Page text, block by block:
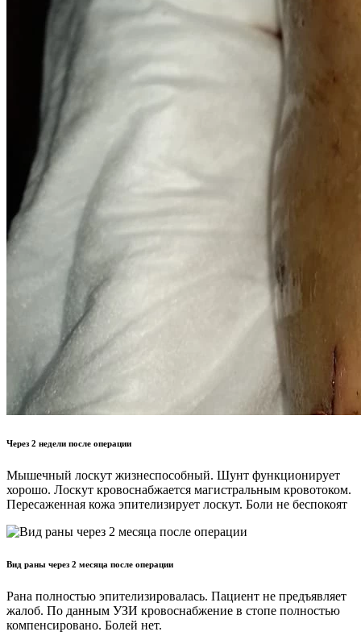
Через 2 недели после операции
Мышечный лоскут жизнеспособный. Шунт функционирует
хорошо. Лоскут кровоснабжается магистральным кровотоком.
Пересаженная кожа эпителизирует лоскут. Боли не беспокоят
Вид раны через 2 месяца после операции
Рана полностью эпителизировалась. Пациент не предъявляет
жалоб. По данным УЗИ кровоснабжение в стопе полностью
компенсировано. Болей нет.